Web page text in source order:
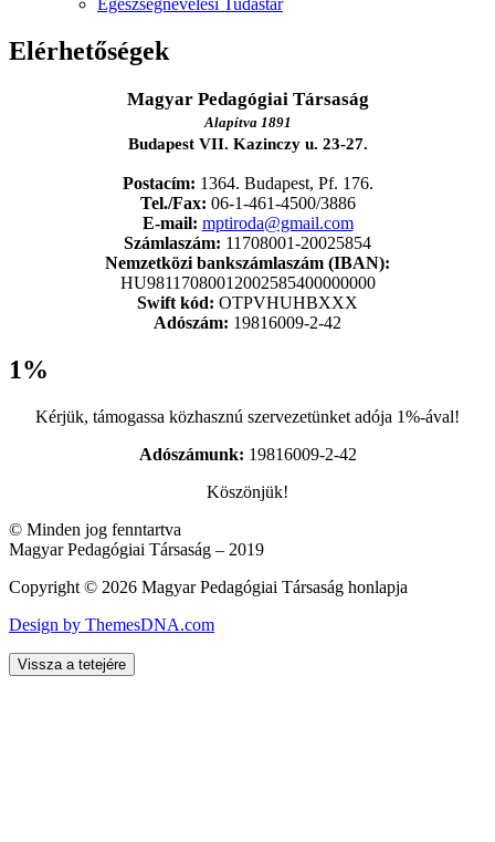
Elérhetőségek
Magyar Pedagógiai Társaság
Alapítva 1891
Budapest VII. Kazinczy u. 23-27.
Postacím: 1364. Budapest, Pf. 176.
Tel./Fax: 06-1-461-4500/3886
E-mail: mptiroda@gmail.com
Számlaszám: 11708001-20025854
Nemzetközi bankszámlaszám (IBAN):
HU98117080012002585400000000
Swift kód: OTPVHUHBXXX
Adószám: 19816009-2-42
1%
Kérjük, támogassa közhasznú szervezetünket adója 1%-ával!
Adószámunk: 19816009-2-42
Köszönjük!
© Minden jog fenntartva
Magyar Pedagógiai Társaság – 2019
Copyright © 2026 Magyar Pedagógiai Társaság honlapja
Design by ThemesDNA.com
Vissza a tetejére